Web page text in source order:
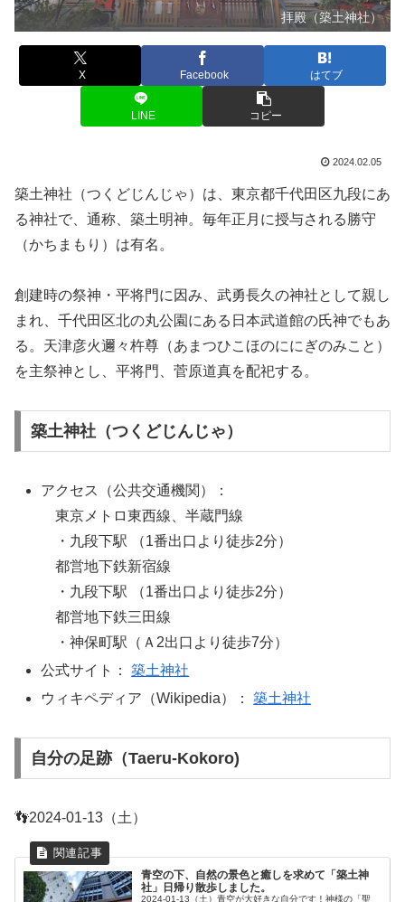
拝殿（築土神社）
X Facebook はてブ
LINE コピー
2024.02.05
築土神社（つくどじんじゃ）は、東京都千代田区九段にあ
る神社で、通称、築土明神。毎年正月に授与される勝守
（かちまもり）は有名。
創建時の祭神・平将門に因み、武勇長久の神社として親し
まれ、千代田区北の丸公園にある日本武道館の氏神でもあ
る。天津彦火邇々杵尊（あまつひこほのににぎのみこと）
を主祭神とし、平将門、菅原道真を配祀する。
築土神社（つくどじんじゃ）
アクセス（公共交通機関）：
東京メトロ東西線、半蔵門線
・九段下駅 （1番出口より徒歩2分）
都営地下鉄新宿線
・九段下駅 （1番出口より徒歩2分）
都営地下鉄三田線
・神保町駅（Ａ2出口より徒歩7分）
公式サイト：築土神社
ウィキペディア（Wikipedia）：築土神社
自分の足跡（Taeru-Kokoro)
👣2024-01-13（土）
青空の下、自然の景色と癒しを求めて「築土神
社」日帰り散歩しました。
2024-01-13（土）青空が大好きな自分です！神様の「聖